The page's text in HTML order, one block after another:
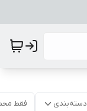
دسته‌بندی فقط